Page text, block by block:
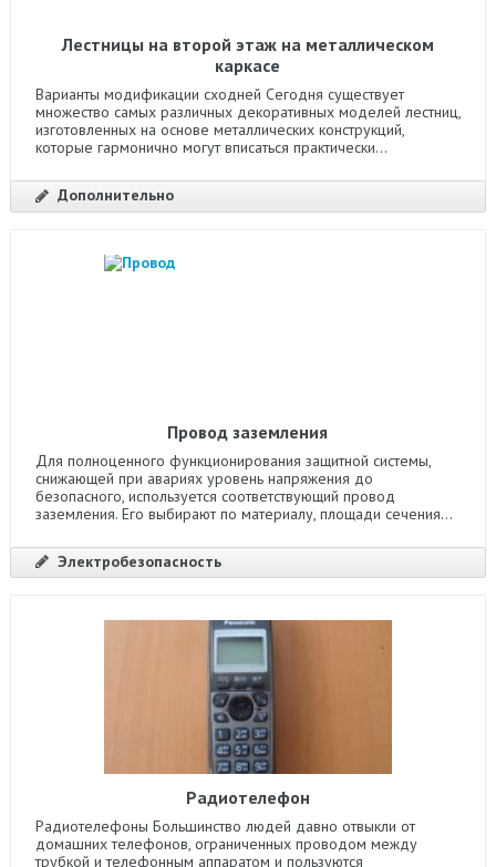
Лестницы на второй этаж на металлическом
каркасе
Варианты модификации сходней Сегодня существует
множество самых различных декоративных моделей лестниц,
изготовленных на основе металлических конструкций,
которые гармонично могут вписаться практически...
Дополнительно
Провод заземления
Для полноценного функционирования защитной системы,
снижающей при авариях уровень напряжения до
безопасного, используется соответствующий провод
заземления. Его выбирают по материалу, площади сечения...
Электробезопасность
Радиотелефон
Радиотелефоны Большинство людей давно отвыкли от
домашних телефонов, ограниченных проводом между
трубкой и телефонным аппаратом и пользуются